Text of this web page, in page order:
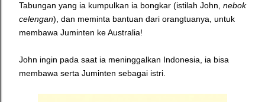
Tabungan yang ia kumpulkan ia bongkar (istilah John, nebok
celengan), dan meminta bantuan dari orangtuanya, untuk
membawa Juminten ke Australia!
John ingin pada saat ia meninggalkan Indonesia, ia bisa
membawa serta Juminten sebagai istri.